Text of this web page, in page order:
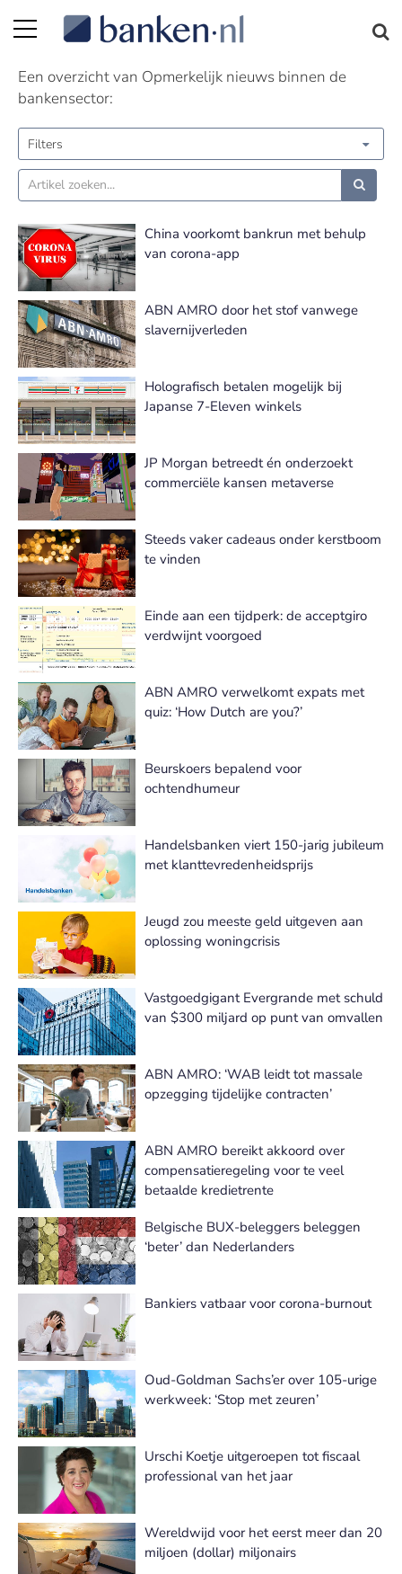
Opmerkelijk nieuws | Pagina 2
Een overzicht van Opmerkelijk nieuws binnen de
bankensector:
Filters
China voorkomt bankrun met behulp
van corona-app
ABN AMRO door het stof vanwege
slavernijverleden
Holografisch betalen mogelijk bij
Japanse 7-Eleven winkels
JP Morgan betreedt én onderzoekt
commerciële kansen metaverse
Steeds vaker cadeaus onder kerstboom
te vinden
Einde aan een tijdperk: de acceptgiro
verdwijnt voorgoed
ABN AMRO verwelkomt expats met
quiz: ‘How Dutch are you?’
Beurskoers bepalend voor
ochtendhumeur
Handelsbanken viert 150-jarig jubileum
met klanttevredenheidsprijs
Jeugd zou meeste geld uitgeven aan
oplossing woningcrisis
Vastgoedgigant Evergrande met schuld
van $300 miljard op punt van omvallen
ABN AMRO: ‘WAB leidt tot massale
opzegging tijdelijke contracten’
ABN AMRO bereikt akkoord over
compensatieregeling voor te veel
betaalde kredietrente
Belgische BUX-beleggers beleggen
‘beter’ dan Nederlanders
Bankiers vatbaar voor corona-burnout
Oud-Goldman Sachs’er over 105-urige
werkweek: ‘Stop met zeuren’
Urschi Koetje uitgeroepen tot fiscaal
professional van het jaar
Wereldwijd voor het eerst meer dan 20
miljoen (dollar) miljonairs